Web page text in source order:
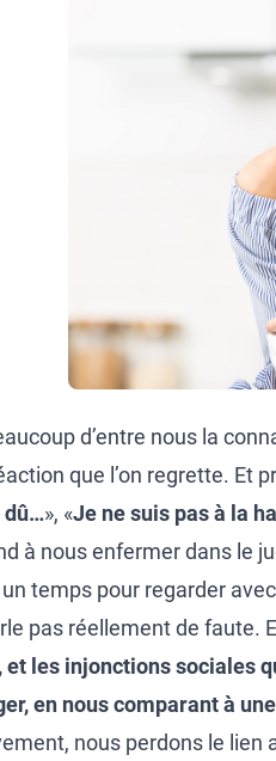
d’entre nous la
que l’on regrette. Et
dû…», «Je ne suis pas à la
à nous enfermer dans le
temps pour regarder
pas réellement de faute.
et les injonctions sociales
en nous comparant à
nous perdons le lien